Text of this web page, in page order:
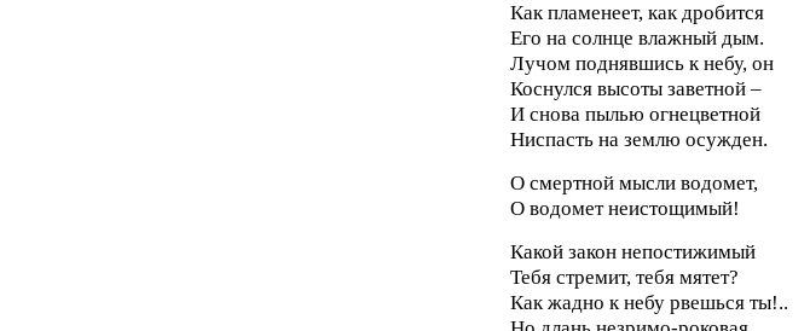
Как пламенеет, как дробится
Его на солнце влажный дым.
Лучом поднявшись к небу, он
Коснулся высоты заветной –
И снова пылью огнецветной
Ниспасть на землю осужден.
О смертной мысли водомет,
О водомет неистощимый!
Какой закон непостижимый
Тебя стремит, тебя мятет?
Как жадно к небу рвешься ты!..